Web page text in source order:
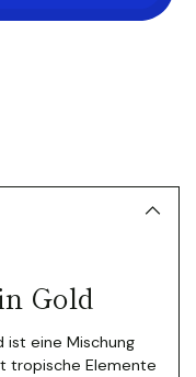
Gold
ist eine Mischung
tropische Elemente